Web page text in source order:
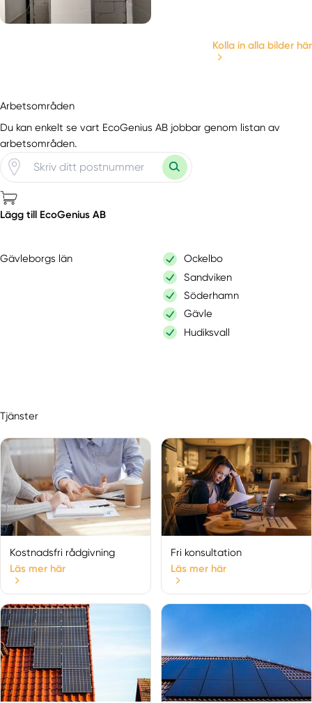
Kolla in alla bilder här
Arbetsområden
Du kan enkelt se vart EcoGenius AB jobbar genom listan av
arbetsområden.
Lägg till EcoGenius AB
Gävleborgs län
Ockelbo
Sandviken
Söderhamn
Gävle
Hudiksvall
Tjänster
Kostnadsfri rådgivning
Läs mer här
Fri konsultation
Läs mer här